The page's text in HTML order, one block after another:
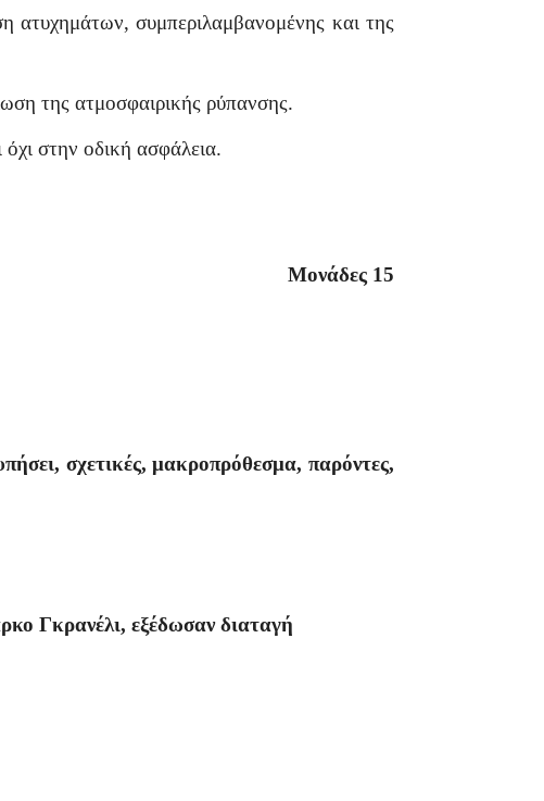
ατυχημάτων, συμπεριλαμβανομένης και της
της ατμοσφαιρικής ρύπανσης.
στην οδική ασφάλεια.
Μονάδες 15
σχετικές, μακροπρόθεσμα, παρόντες,
Γκρανέλι, εξέδωσαν διαταγή